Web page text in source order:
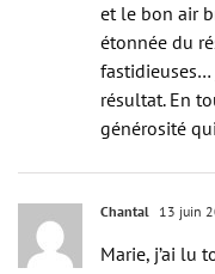
et le bon air
étonnée du
fastidieuses…
résultat. En
générosité
Chantal 13 juin
Marie, j’ai lu